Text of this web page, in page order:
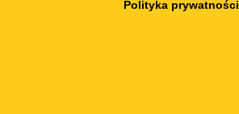
Polityka prywatności